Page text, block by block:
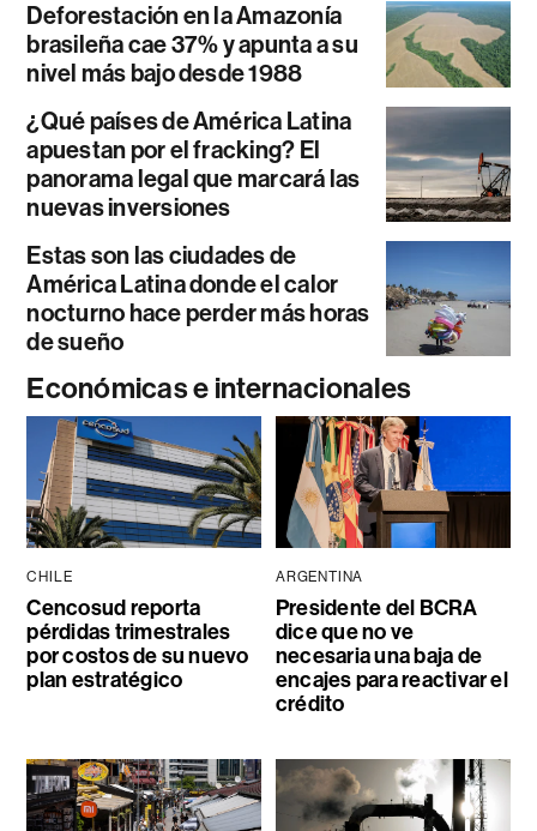
Deforestación en la Amazonía
brasileña cae 37% y apunta a su
nivel más bajo desde 1988
¿Qué países de América Latina
apuestan por el fracking? El
panorama legal que marcará las
nuevas inversiones
Estas son las ciudades de
América Latina donde el calor
nocturno hace perder más horas
de sueño
Económicas e internacionales
CHILE
Cencosud reporta
pérdidas trimestrales
por costos de su nuevo
plan estratégico
ARGENTINA
Presidente del BCRA
dice que no ve
necesaria una baja de
encajes para reactivar el
crédito